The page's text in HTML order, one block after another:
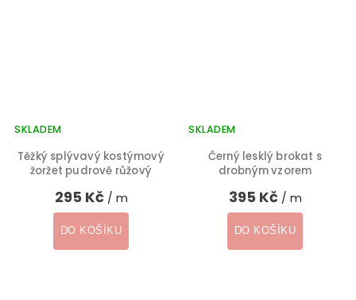
Těžký splývavý kostýmový
žoržet pudrově růžový
SKLADEM
295 Kč / m
DO KOŠÍKU
Černý lesklý brokat s
drobným vzorem
SKLADEM
395 Kč / m
DO KOŠÍKU